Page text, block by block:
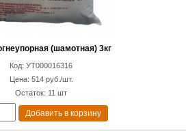
(шамотная) 3кг
Код: УТ000016316
Цена: 514 руб./шт.
Остаток: 11 шт
Добавить в корзину